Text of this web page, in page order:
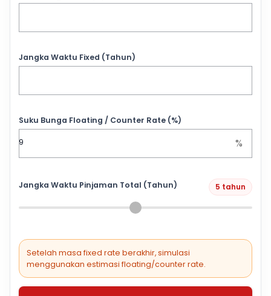
Jangka Waktu Fixed (Tahun)
Suku Bunga Floating / Counter Rate (%)
%
Jangka Waktu Pinjaman Total (Tahun) 5 tahun
Setelah masa fixed rate berakhir, simulasi
menggunakan estimasi floating/counter rate.